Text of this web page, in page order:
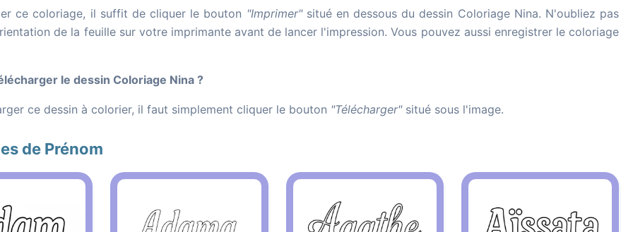
ce coloriage, il suffit de cliquer le bouton "Imprimer"situé en dessous du dessin Coloriage Nina. N'oubliez pas
de la feuille sur votre imprimante avant de lancer l'impression. Vous pouvez aussi enregistrer le coloriage
le dessin Coloriage Nina ?
ce dessin à colorier, il faut simplement cliquer le bouton "Télécharger"situé sous l'image.
de Prénom